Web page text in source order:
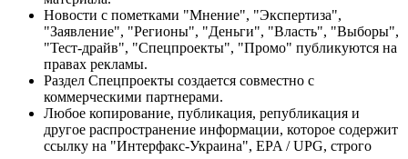
Новости с пометками "Мнение", "Экспертиза",
"Заявление", "Регионы", "Деньги", "Власть", "Выборы",
"Тест-драйв", "Спецпроекты", "Промо" публикуются на
правах рекламы.
Раздел Спецпроекты создается совместно с
коммерческими партнерами.
Любое копирование, публикация, републикация и
другое распространение информации, которое содержит
ссылку на "Интерфакс-Украина", EPA / UPG, строго